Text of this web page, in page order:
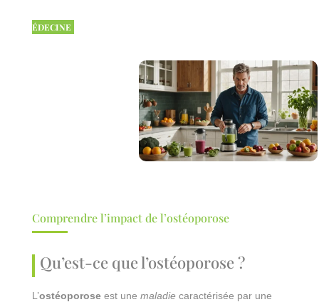
ÉDECINE
Comprendre l’impact de l’ostéoporose
Qu’est-ce que l’ostéoporose ?
L’ostéoporoseest une maladiecaractérisée par une